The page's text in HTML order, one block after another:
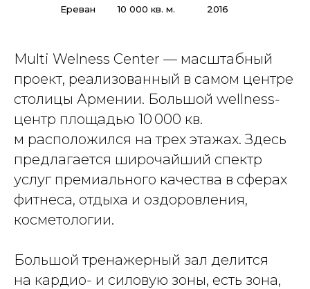
Ереван
10 000 кв. м.
2016
Multi Welness Center — масштабный
проект, реализованный в самом центре
столицы Армении. Большой wellness-
центр площадью 10 000 кв.
м расположился на трех этажах. Здесь
предлагается широчайший спектр
услуг премиального качества в сферах
фитнеса, отдыха и оздоровления,
косметологии.
Большой тренажерный зал делится
на кардио- и силовую зоны, есть зона,